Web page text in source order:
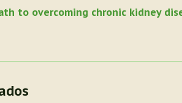
to overcoming chronic kidney